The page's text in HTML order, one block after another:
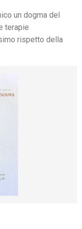
un dogma del
terapie
rispetto della